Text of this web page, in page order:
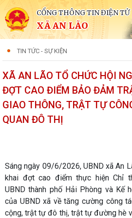
CỔNG THÔNG TIN ĐIỆN TỬ
XÃ AN LÃO
TIN TỨC - SỰ KIỆN
XÃ AN LÃO TỔ CHỨC HỘI
ĐỢT CAO ĐIỂM BẢO ĐẢM
GIAO THÔNG, TRẬT TỰ
QUAN ĐÔ THỊ
Sáng ngày 09/6/2026, UBND xã An
khai đợt cao điểm thực hiện Chỉ
UBND thành phố Hải Phòng và Kế
của UBND xã về tăng cường công
cộng, trật tự đô thị, trật tự đường hè